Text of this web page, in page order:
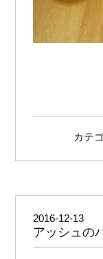
カテ
2016-12-13
アッシュの